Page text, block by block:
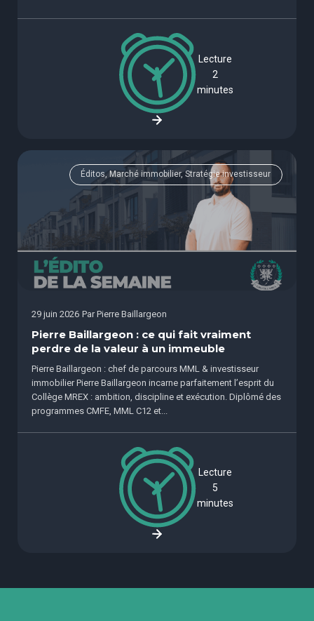
Lecture
2
minutes
Éditos, Marché immobilier, Stratégie investisseur
29 juin 2026 Par Pierre Baillargeon
Pierre Baillargeon : ce qui fait vraiment
perdre de la valeur à un immeuble
Pierre Baillargeon : chef de parcours MML & investisseur
immobilier Pierre Baillargeon incarne parfaitement l’esprit du
Collège MREX : ambition, discipline et exécution. Diplômé des
programmes CMFE, MML C12 et...
Lecture
5
minutes